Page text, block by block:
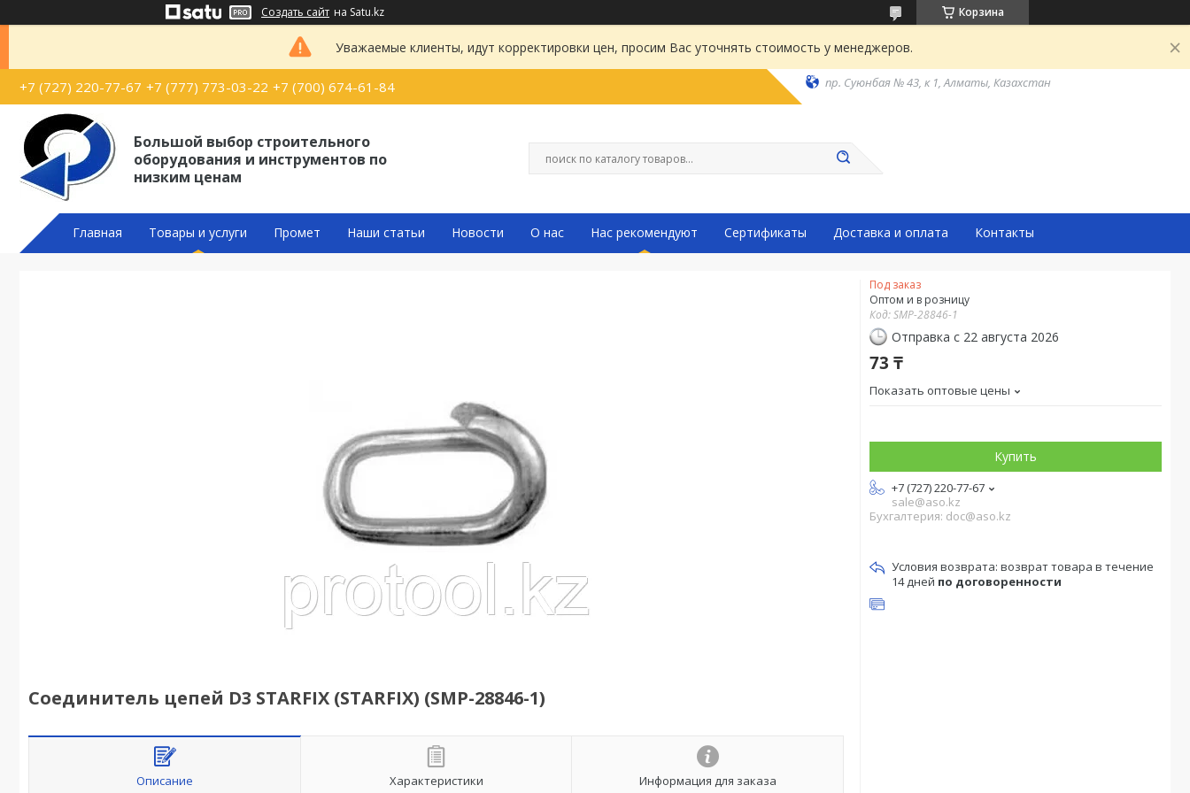
Создать сайт на Satu.kz Корзина
Уважаемые клиенты, идут корректировки цен, просим Вас уточнять стоимость у менеджеров.
+7 (727) 220-77-67 +7 (777) 773-03-22 +7 (700) 674-61-84 пр. Суюнбая № 43, к 1, Алматы, Казахстан
Большой выбор строительного
оборудования и инструментов по
низким ценам
Главная Товары и услуги Промет Наши статьи Новости О нас Нас рекомендуют Сертификаты Доставка и оплата Контакты
Соединитель цепей D3 STARFIX (STARFIX) (SMP-28846-1)
Описание Характеристики Информация для заказа
Под заказ
Оптом и в розницу
Код:SMP-28846-1
Отправка с 22 августа 2026
73 ₸
Показать оптовые цены
Купить
+7 (727) 220-77-67
sale@aso.kz
Бухгалтерия: doc@aso.kz
возврат товара в течение
14 дней по договоренности